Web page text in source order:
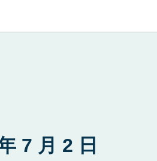
7 月 2 日